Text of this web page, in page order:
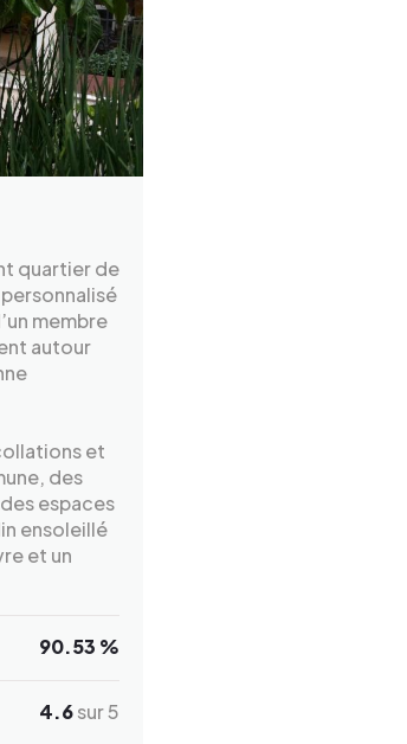
quartier de
membre
autour
et
des
espaces
ensoleillé
et un
90.53 %
4.6sur 5